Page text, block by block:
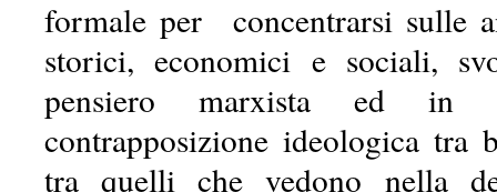
formale per concentrarsi sulle
storici, economici e sociali,
pensiero marxista ed in
contrapposizione ideologica
tra quelli che vedono nella